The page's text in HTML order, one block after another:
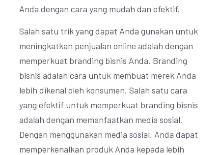
Anda dengan cara yang mudah dan efektif.
Salah satu trik yang dapat Anda gunakan untuk
meningkatkan penjualan online adalah dengan
memperkuat branding bisnis Anda. Branding
bisnis adalah cara untuk membuat merek Anda
lebih dikenal oleh konsumen. Salah satu cara
yang efektif untuk memperkuat branding bisnis
adalah dengan memanfaatkan media sosial.
Dengan menggunakan media sosial, Anda dapat
memperkenalkan produk Anda kepada lebih